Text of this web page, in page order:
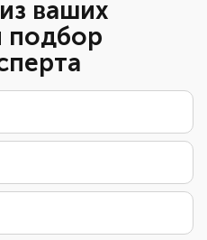
ваших
подбор